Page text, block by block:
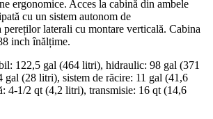
ergonomice. Acces la cabină din ambele
cu un sistem autonom de
laterali cu montare verticală. Cabina
inch înălțime.
122,5 gal (464 litri), hidraulic: 98 gal (371
gal (28 litri), sistem de răcire: 11 gal (41,6
4-1/2 qt (4,2 litri), transmisie: 16 qt (14,6